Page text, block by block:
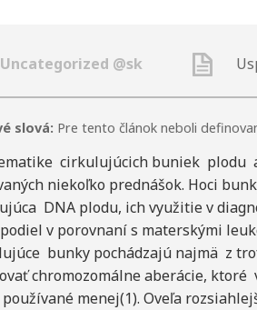
Uncategorized @sk
slová: Pre tento článok neboli
cirkulujúcich buniek plodu
niekoľko prednášok. Hoci
DNA plodu, ich využitie v
v porovnaní s materskými
bunky pochádzajú najmä z
chromozomálne aberácie,
menej(1). Oveľa